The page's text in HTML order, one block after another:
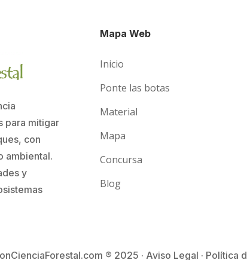
para mitigar
con
ambiental.
y
Mapa Web
Inicio
Ponte las botas
Material
Mapa
Concursa
Blog
® 2025 · Aviso Legal · Política